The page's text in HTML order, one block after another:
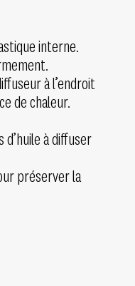
interne.
à l’endroit
de chaleur.
à diffuser
préserver la